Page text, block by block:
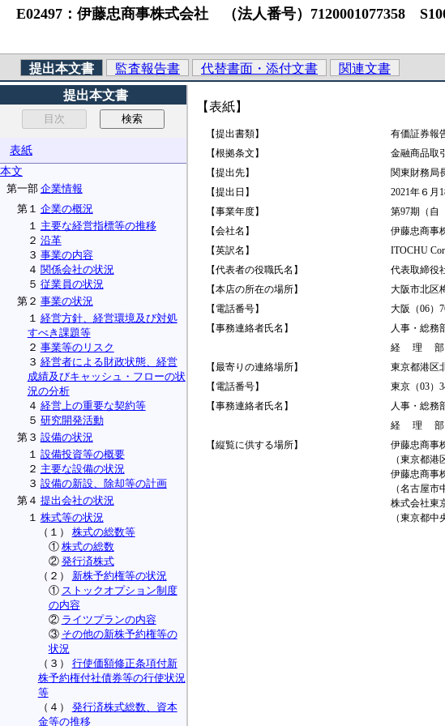
E02497：伊藤忠商事株式会社 （法人番号）7120001077358
提出本文書 監査報告書 代替書面・添付文書
関連文書
提出本文書